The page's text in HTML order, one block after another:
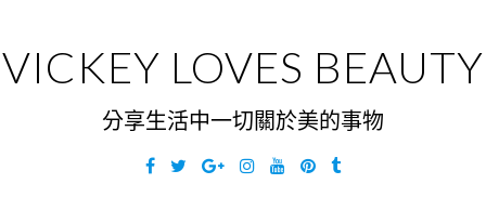
content
VICKEY LOVES BEAUTY
分享生活中一切關於美的事物
Facebook
TwitterGoogleInstagramYouTubePinterest
Tumblr